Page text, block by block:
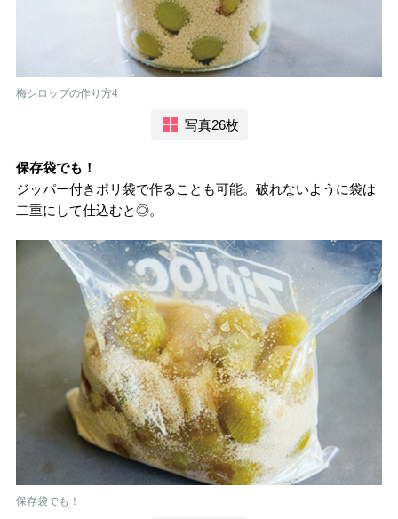
梅シロップの作り方4
写真26枚
保存袋でも！
ジッパー付きポリ袋で作ることも可能。破れないように袋は
二重にして仕込むと◎。
保存袋でも！